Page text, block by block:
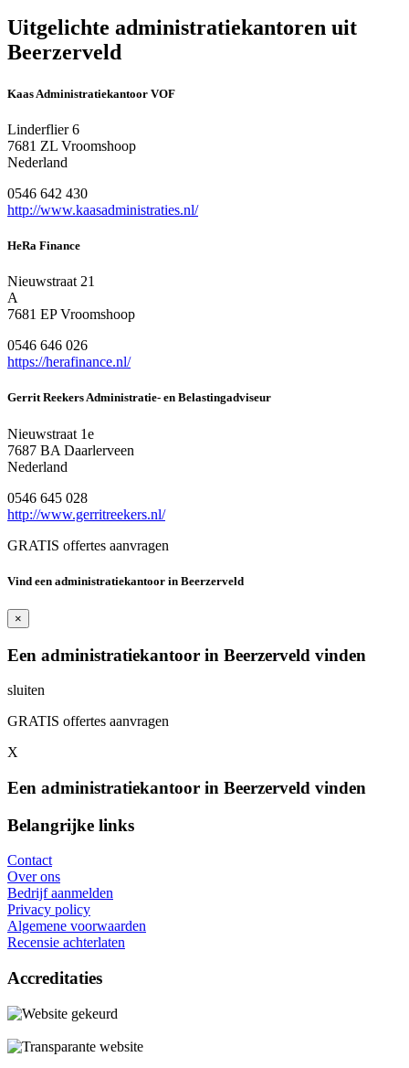
Uitgelichte administratiekantoren uit
Beerzerveld
Kaas Administratiekantoor VOF
Linderflier 6
7681 ZL Vroomshoop
Nederland
0546 642 430
http://www.kaasadministraties.nl/
HeRa Finance
Nieuwstraat 21
A
7681 EP Vroomshoop
0546 646 026
https://herafinance.nl/
Gerrit Reekers Administratie- en Belastingadviseur
Nieuwstraat 1e
7687 BA Daarlerveen
Nederland
0546 645 028
http://www.gerritreekers.nl/
GRATIS offertes aanvragen
Vind een administratiekantoor in Beerzerveld
×
Een administratiekantoor in Beerzerveld vinden
sluiten
GRATIS offertes aanvragen
X
Een administratiekantoor in Beerzerveld vinden
Belangrijke links
Contact
Over ons
Bedrijf aanmelden
Privacy policy
Algemene voorwaarden
Recensie achterlaten
Accreditaties